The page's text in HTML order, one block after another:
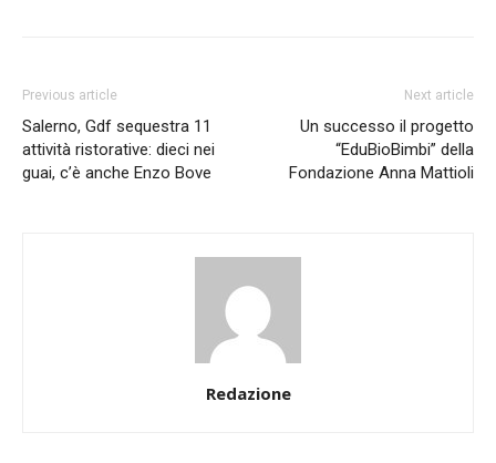
Previous article
Salerno, Gdf sequestra 11
attività ristorative: dieci nei
guai, c’è anche Enzo Bove
Next article
Un successo il progetto
“EduBioBimbi” della
Fondazione Anna Mattioli
Redazione